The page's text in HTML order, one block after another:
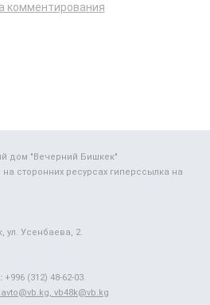
комментирования
дом "Вечерний Бишкек"
сторонних ресурсах гиперссылка на
ул. Усенбаева, 2.
+996 (312) 48-62-03.
vb48k@vb.kg